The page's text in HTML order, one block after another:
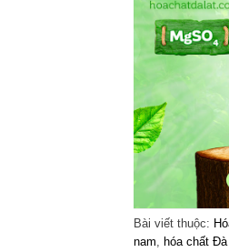
Bài viết thuộc:
nam, hóa chất